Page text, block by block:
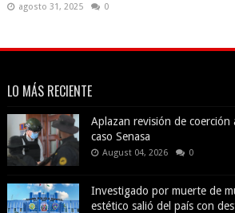
agosto 31, 2025 0
LO MÁS RECIENTE
Aplazan revisión de
caso Senasa
August 04, 2026 0
Investigado por muerte de
estético salió del país con